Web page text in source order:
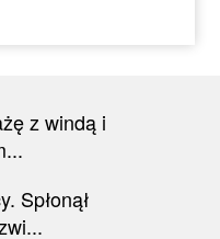
z windą i
Spłonął